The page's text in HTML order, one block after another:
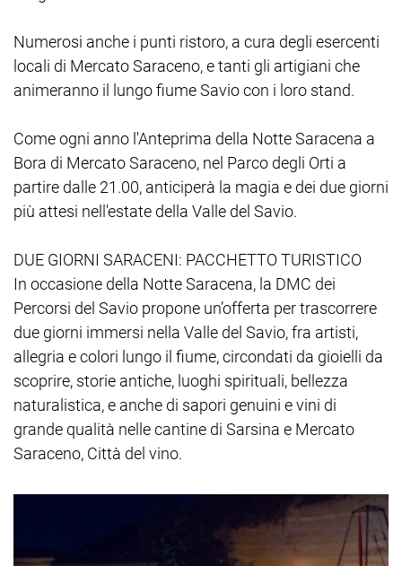
Numerosi anche i punti ristoro, a cura degli esercenti
locali di Mercato Saraceno, e tanti gli artigiani che
animeranno il lungo fiume Savio con i loro stand.
Come ogni anno l'Anteprima della Notte Saracena a
Bora di Mercato Saraceno, nel Parco degli Orti a
partire dalle 21.00, anticiperà la magia e dei due giorni
più attesi nell'estate della Valle del Savio.
DUE GIORNI SARACENI: PACCHETTO TURISTICO
In occasione della Notte Saracena, la DMC dei
Percorsi del Savio propone un’offerta per trascorrere
due giorni immersi nella Valle del Savio, fra artisti,
allegria e colori lungo il fiume, circondati da gioielli da
scoprire, storie antiche, luoghi spirituali, bellezza
naturalistica, e anche di sapori genuini e vini di
grande qualità nelle cantine di Sarsina e Mercato
Saraceno, Città del vino.